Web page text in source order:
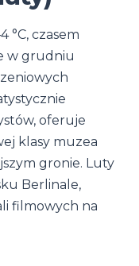
°C, czasem
w grudniu
oferuje
klasy muzea
gronie. Luty
Berlinale,
filmowych na